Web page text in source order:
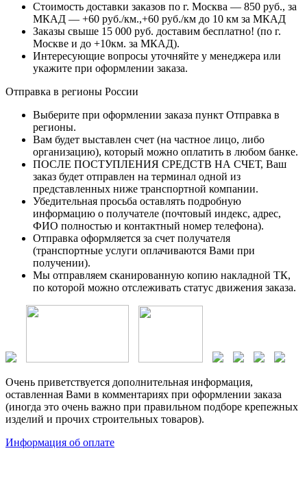
Стоимость доставки заказов по г. Москва — 850 руб., за
МКАД — +60 руб./км.,+60 руб./км до 10 км за МКАД
Заказы свыше 15 000 руб. доставим бесплатно! (по г.
Москве и до +10км. за МКАД).
Интересующие вопросы уточняйте у менеджера или
укажите при оформлении заказа.
Отправка в регионы России
Выберите при оформлении заказа пункт Отправка в
регионы.
Вам будет выставлен счет (на частное лицо, либо
организацию), который можно оплатить в любом банке.
ПОСЛЕ ПОСТУПЛЕНИЯ СРЕДСТВ НА СЧЕТ, Ваш
заказ будет отправлен на терминал одной из
представленных ниже транспортной компании.
Убедительная просьба оставлять подробную
информацию о получателе (почтовый индекс, адрес,
ФИО полностью и контактный номер телефона).
Отправка оформляется за счет получателя
(транспортные услуги оплачиваются Вами при
получении).
Мы отправляем сканированную копию накладной ТК,
по которой можно отслеживать статус движения заказа.
Очень приветствуется дополнительная информация,
оставленная Вами в комментариях при оформлении заказа
(иногда это очень важно при правильном подборе крепежных
изделий и прочих строительных товаров).
Информация об оплате